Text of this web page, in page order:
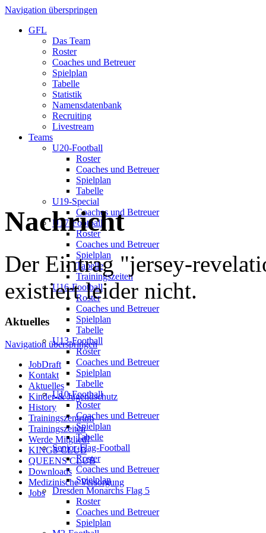
Navigation überspringen
GFL
Das Team
Roster
Coaches und Betreuer
Spielplan
Tabelle
Statistik
Namensdatenbank
Recruiting
Livestream
Teams
U20-Football
Roster
Coaches und Betreuer
Spielplan
Tabelle
U19-Special
Coaches und Betreuer
U17-Football
Roster
Coaches und Betreuer
Spielplan
Tabelle
Trainingszeiten
U16-Football
Roster
Coaches und Betreuer
Spielplan
Tabelle
U13-Football
Roster
Coaches und Betreuer
Spielplan
Tabelle
U10-Football
Roster
Coaches und Betreuer
Spielplan
Tabelle
Senior-Flag-Football
Roster
Coaches und Betreuer
Spielplan
Dresden Monarchs Flag 5
Roster
Coaches und Betreuer
Spielplan
Nachricht
Der Eintrag "jersey-
existiert leider nicht.
Aktuelles
Navigation überspringen
JobDraft
Kontakt
Aktuelles
Kinder-& Jugendschutz
History
Trainingszentrum
Trainingszeiten
Werde Mitglied!
KINGS CLUB
QUEENS CLUB
Downloads
Medizinische Versorgung
Jobs